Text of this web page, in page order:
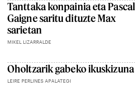
Tanttaka konpainia eta Pascal
Gaigne saritu dituzte Max
sarietan
MIKEL LIZARRALDE
Oholtzarik gabeko ikuskizuna
LEIRE PERLINES APALATEGI